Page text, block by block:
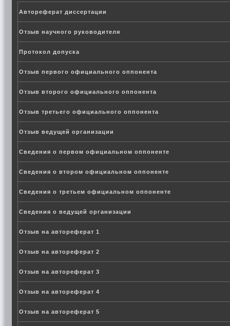
Автореферат диссертации
Отзыв научного руководителя
Протокол допуска
Отзыв первого официального оппонента
Отзыв второго официального оппонента
Отзыв третьего официального оппонента
Отзыв ведущей организации
Сведения о первом официальном оппоненте
Сведения о втором официальном оппоненте
Сведения о третьем официальном оппоненте
Сведения о ведущей организации
Отзыв на автореферат 1
Отзыв на автореферат 2
Отзыв на автореферат 3
Отзыв на автореферат 4
Отзыв на автореферат 5